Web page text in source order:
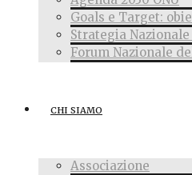
Goals e Target:
Strategia
Forum Nazionale
CHI SIAMO
Associazione